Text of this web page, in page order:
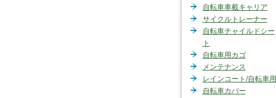
自転車車載キャリア
サイクルトレーナー
自転車チャイルドシー
ト
自転車用カゴ
メンテナンス
レインコート/自転車用
自転車カバー